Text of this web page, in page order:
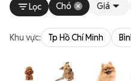
Lọc Chó Giá
Khu vực: Tp Hồ Chí Minh